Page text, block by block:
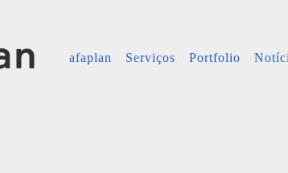
afaplan Serviços Portfolio